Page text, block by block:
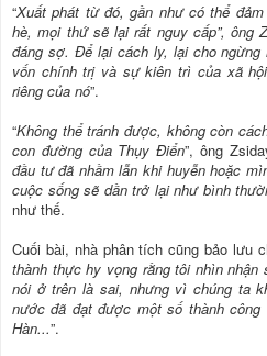
“Xuất phát từ đó, gần như có thể
hè, mọi thứ sẽ lại rất nguy cấp”, ông
đáng sợ. Để lại cách ly, lại cho ngừng
vốn chính trị và sự kiên trì của xã
riêng của nó”.
“Không thể tránh được, không còn
con đường của Thụy Điển”, ông
đầu tư đã nhầm lẫn khi huyễn hoặc
cuộc sống sẽ dần trở lại như bình
như thế.
Cuối bài, nhà phân tích cũng bảo lưu
thành thực hy vọng rằng tôi nhìn
nói ở trên là sai, nhưng vì chúng ta
nước đã đạt được một số thành
Hàn...”.